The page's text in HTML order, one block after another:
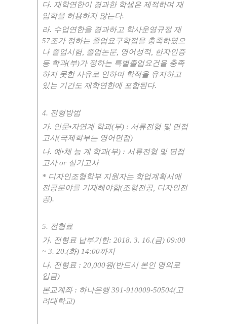
다. 재학연한이 경과한 학생은 제적하며 재
입학을 허용하지 않는다.
라. 수업연한을 경과하고 학사운영규정 제
57조가 정하는 졸업요구학점을 충족하였으
나 졸업시험, 졸업논문, 영어성적, 한자인증
등 학과(부)가 정하는 특별졸업요건을 충족
하지 못한 사유로 인하여 학적을 유지하고
있는 기간도 재학연한에 포함된다.
4. 전형방법
가. 인문•자연계 학과(부) : 서류전형 및 면접
고사(국제학부는 영어면접)
나. 예•체 능 계 학과(부) : 서류전형 및 면접
고사 or 실기고사
* 디자인조형학부 지원자는 학업계획서에
전공분야를 기재해야함(조형전공, 디자인전
공).
5. 전형료
가. 전형료 납부기한: 2018. 3. 16.(금) 09:00
~ 3. 20.(화) 14:00까지
나. 전형료 : 20,000원(반드시 본인 명의로
입금)
본교계좌 : 하나은행 391-910009-50504(고
려대학교)